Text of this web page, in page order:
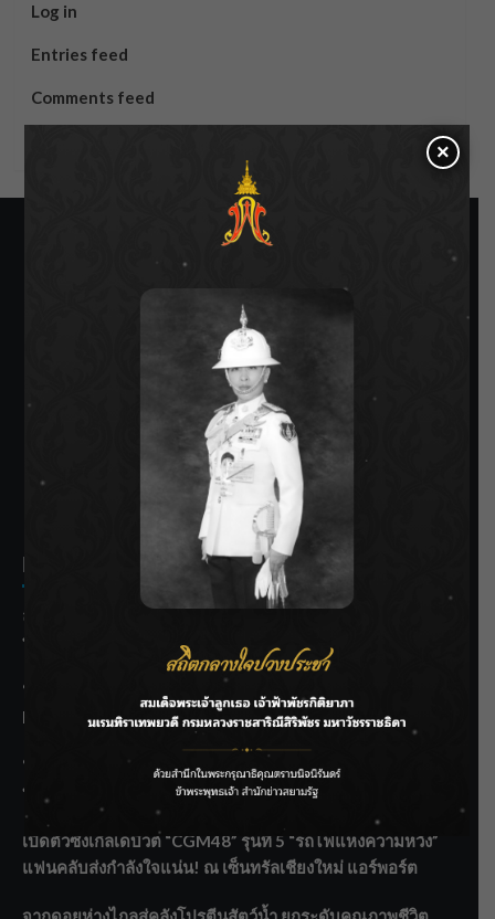
Log in
Entries feed
Comments feed
SIAMRATH VARIETY
THE BEST ENTERTAINMENT
Recent Posts
ลุยไม่หยุด!! กรมชลฯ เร่งเคลียร์ผักตบชวา-ติดตั้งเครื่องสูบน้ำ
ทั่วไทย
“BILLKIN” สร้างความภาคภูมิใจ คว้ารางวัลใหญ่ Weibo
Malaysia พร้อมโชว์สุดประทับใจ
“สุริยะ” สั่งกรมชลฯ เฝ้าระวังน้ำ 24 ชม. รับมือฝนสิงหาคม
บริหารเชิงรุกลดเสี่ยงน้ำท่วม
เปิดตัวซิงเกิลเดบิวต์ “CGM48” รุ่นที่ 5 “รถไฟแห่งความหวัง”
แฟนคลับส่งกำลังใจแน่น! ณ เซ็นทรัลเชียงใหม่ แอร์พอร์ต
×